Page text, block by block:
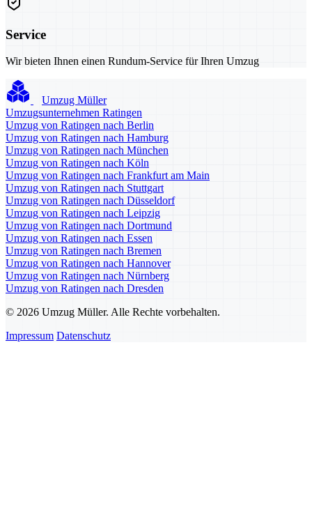
Service
Wir bieten Ihnen einen Rundum-Service für Ihren Umzug
Umzug Müller
Umzugsunternehmen Ratingen
Umzug von Ratingen nach Berlin
Umzug von Ratingen nach Hamburg
Umzug von Ratingen nach München
Umzug von Ratingen nach Köln
Umzug von Ratingen nach Frankfurt am Main
Umzug von Ratingen nach Stuttgart
Umzug von Ratingen nach Düsseldorf
Umzug von Ratingen nach Leipzig
Umzug von Ratingen nach Dortmund
Umzug von Ratingen nach Essen
Umzug von Ratingen nach Bremen
Umzug von Ratingen nach Hannover
Umzug von Ratingen nach Nürnberg
Umzug von Ratingen nach Dresden
© 2026 Umzug Müller. Alle Rechte vorbehalten.
Impressum Datenschutz